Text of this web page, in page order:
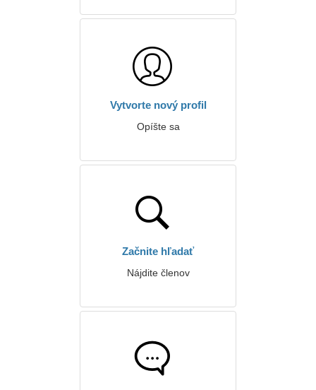
Vytvorte nový profil
Opíšte sa
Začnite hľadať
Nájdite členov